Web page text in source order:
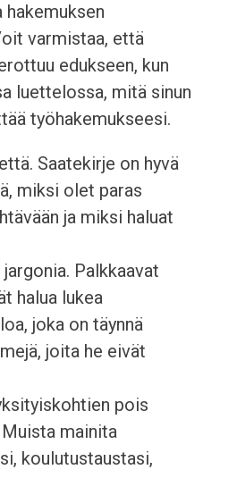
varmistaa, että
edukseen, kun
luettelossa, mitä sinun
työhakemukseesi.
Saatekirje on hyvä
miksi olet paras
ja miksi haluat
Palkkaavat
halua lukea
joka on täynnä
joita he eivät
pois
mainita
koulutustaustasi,